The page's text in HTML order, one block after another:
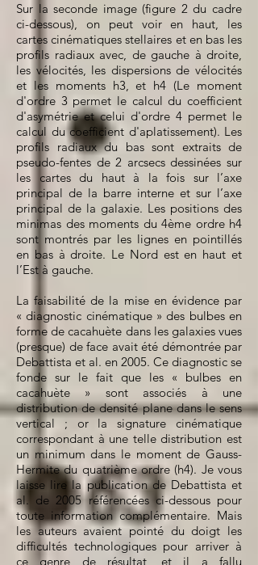
Sur la seconde image (figure 2 du cadre
ci-dessous), on peut voir en haut, les
cartes cinématiques stellaires et en bas les
profils radiaux avec, de gauche à droite,
les vélocités, les dispersions de vélocités
et les moments h3, et h4 (Le moment
d'ordre 3 permet le calcul du coefficient
d'asymétrie et celui d'ordre 4 permet le
calcul du coefficient d'aplatissement). Les
profils radiaux du bas sont extraits de
pseudo-fentes de 2 arcsecs dessinées sur
les cartes du haut à la fois sur l’axe
principal de la barre interne et sur l’axe
principal de la galaxie. Les positions des
minimas des moments du 4ème ordre h4
sont montrés par les lignes en pointillés
en bas à droite. Le Nord est en haut et
l’Est à gauche.
La faisabilité de la mise en évidence par
« diagnostic cinématique » des bulbes en
forme de cacahuète dans les galaxies vues
(presque) de face avait été démontrée par
Debattista et al. en 2005. Ce diagnostic se
fonde sur le fait que les « bulbes en
cacahuète » sont associés à une
distribution de densité plane dans le sens
vertical ; or la signature cinématique
correspondant à une telle distribution est
un minimum dans le moment de Gauss-
Hermite du quatrième ordre (h4). Je vous
laisse lire la publication de Debattista et
al. de 2005 référencées ci-dessous pour
toute information complémentaire. Mais
les auteurs avaient pointé du doigt les
difficultés technologiques pour arriver à
ce genre de résultat, et il a fallu